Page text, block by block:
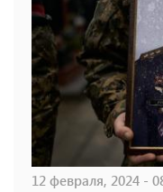
12 февраля, 2024 -